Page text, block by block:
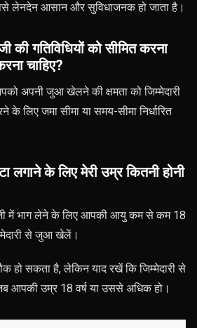
लेनदेन आसान और सुविधाजनक हो जाता है।
की गतिविधियों को सीमित करना
चाहिए?
अपनी जुआ खेलने की क्षमता को जिम्मेदारी
लिए जमा सीमा या समय-सीमा निर्धारित
लगाने के लिए मेरी उम्र कितनी होनी
में भाग लेने के लिए आपकी आयु कम से कम 18
से जुआ खेलें।
हो सकता है, लेकिन याद रखें कि जिम्मेदारी से
आपकी उम्र 18 वर्ष या उससे अधिक हो।